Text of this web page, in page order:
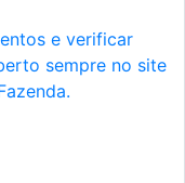
e verificar
sempre no site